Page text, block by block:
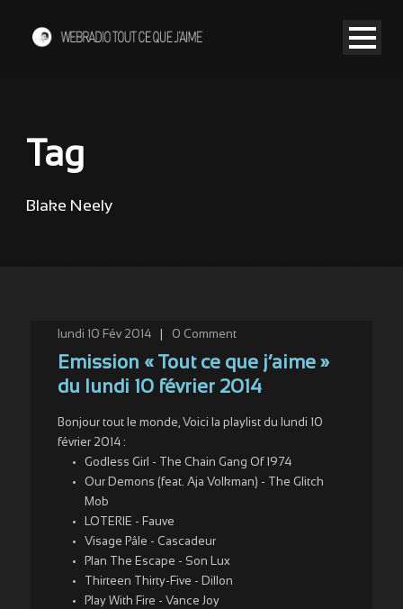
Tag
Blake Neely
lundi 10 Fév 2014 0 Comment
Emission « Tout ce que j’aime »
du lundi 10 février 2014
Bonjour tout le monde, Voici la playlist du lundi 10
février 2014 :
Godless Girl - The Chain Gang Of 1974
Our Demons (feat. Aja Volkman) - The Glitch
Mob
LOTERIE - Fauve
Visage Pâle - Cascadeur
Plan The Escape - Son Lux
Thirteen Thirty-Five - Dillon
Play With Fire - Vance Joy